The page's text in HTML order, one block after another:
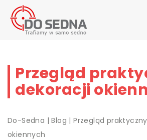
Przegląd
dekoracji
Do-Sedna |Blog |Przegląd
okiennych